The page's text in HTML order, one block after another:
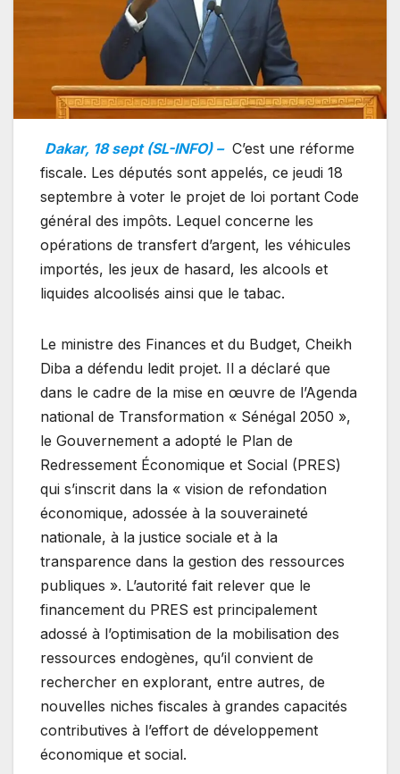
Dakar, 18 sept (SL-INFO) – C’est une réforme
fiscale. Les députés sont appelés, ce jeudi 18
septembre à voter le projet de loi portant Code
général des impôts. Lequel concerne les
opérations de transfert d’argent, les véhicules
importés, les jeux de hasard, les alcools et
liquides alcoolisés ainsi que le tabac.
Le ministre des Finances et du Budget, Cheikh
Diba a défendu ledit projet. Il a déclaré que
dans le cadre de la mise en œuvre de l’Agenda
national de Transformation « Sénégal 2050 »,
le Gouvernement a adopté le Plan de
Redressement Économique et Social (PRES)
qui s’inscrit dans la « vision de refondation
économique, adossée à la souveraineté
nationale, à la justice sociale et à la
transparence dans la gestion des ressources
publiques ». L’autorité fait relever que le
financement du PRES est principalement
adossé à l’optimisation de la mobilisation des
ressources endogènes, qu’il convient de
rechercher en explorant, entre autres, de
nouvelles niches fiscales à grandes capacités
contributives à l’effort de développement
économique et social.